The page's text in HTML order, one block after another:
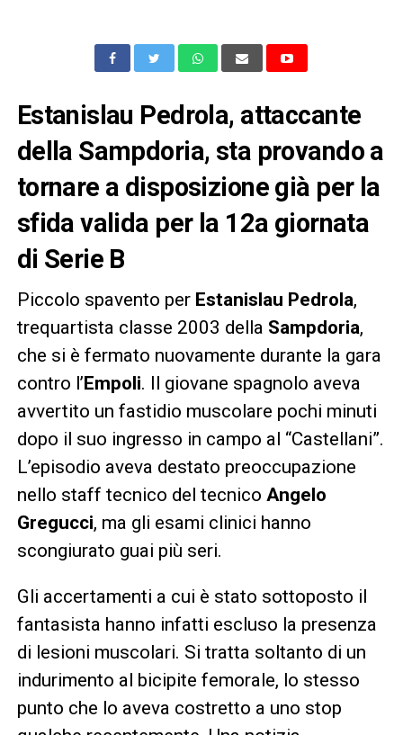
Estanislau Pedrola, attaccante
della Sampdoria, sta provando a
tornare a disposizione già per la
sfida valida per la 12a giornata
di Serie B
Piccolo spavento per Estanislau Pedrola,
trequartista classe 2003 della Sampdoria,
che si è fermato nuovamente durante la gara
contro l’Empoli. Il giovane spagnolo aveva
avvertito un fastidio muscolare pochi minuti
dopo il suo ingresso in campo al “Castellani”.
L’episodio aveva destato preoccupazione
nello staff tecnico del tecnico Angelo
Gregucci, ma gli esami clinici hanno
scongiurato guai più seri.
Gli accertamenti a cui è stato sottoposto il
fantasista hanno infatti escluso la presenza
di lesioni muscolari. Si tratta soltanto di un
indurimento al bicipite femorale, lo stesso
punto che lo aveva costretto a uno stop